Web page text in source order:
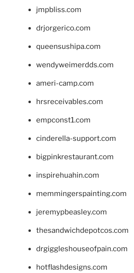
jmpbliss.com
drjorgerico.com
queensushipa.com
wendyweimerdds.com
ameri-camp.com
hrsreceivables.com
empconst1.com
cinderella-support.com
bigpinkrestaurant.com
inspirehuahin.com
memmingerspainting.com
jeremypbeasley.com
thesandwichdepotcos.com
drgiggleshouseofpain.com
hotflashdesigns.com